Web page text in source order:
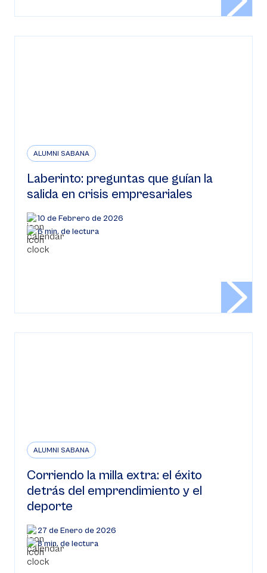
ALUMNI SABANA
Laberinto: preguntas que guían la
salida en crisis empresariales
10 de Febrero de 2026
6 min. de lectura
ALUMNI SABANA
Corriendo la milla extra: el éxito
detrás del emprendimiento y el
deporte
27 de Enero de 2026
8 min. de lectura